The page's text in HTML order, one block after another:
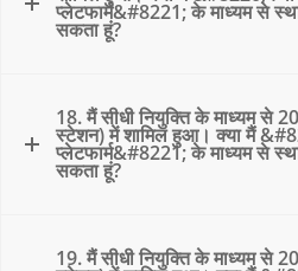
प्लेटफार्म&#8221; के माध्यम से
सकता हूं?
18. मैं सीधी नियुक्ति के माध्यम से
स्टेशन) में शामिल हुआ। क्या मैं
प्लेटफार्म&#8221; के माध्यम से
सकता हूं?
19. मैं सीधी नियुक्ति के माध्यम से